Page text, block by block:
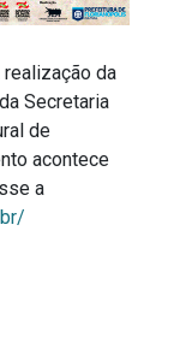
da
Secretaria
de
acontece
a